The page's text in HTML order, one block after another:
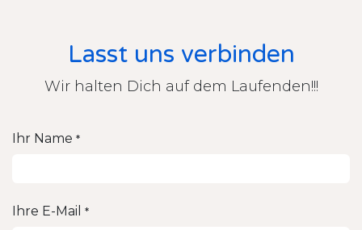
Lasst uns verbinden
Wir halten Dich auf dem Laufenden!!!
Ihr Name *
Ihre E-Mail *